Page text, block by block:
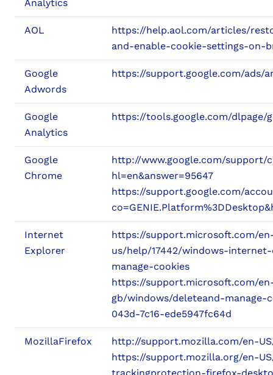
Analytics
AOL
https://help.aol.com/articles/
and-enable-cookie-settings-on-
Google
Adwords
https://support.google.com/ads/
Google
Analytics
https://tools.google.com/dlpage/
Google
Chrome
http://www.google.com/support/
hl=en&answer=95647
https://support.google.com/
Internet
Explorer
https://support.microsoft.com/
us/help/17442/windows-
manage-cookies
https://support.microsoft.com/
gb/windows/deleteand-manage-
043d-7c16-ede5947fc64d
MozillaFirefox
http://support.mozilla.com/en-
https://support.mozilla.org/en-